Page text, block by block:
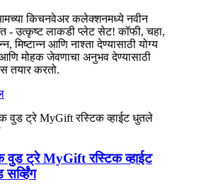
किचनवेअर कलेक्शनमध्ये नवीन
- उत्कृष्ट लाकडी प्लेट सेट! कॉफी, चहा,
मिष्टान्न आणि नाश्ता देण्यासाठी योग्य
मोहक जेवणाचा अनुभव देण्यासाठी
तयार करतो.
वुड ट्रे MyGift रस्टिक व्हाईट